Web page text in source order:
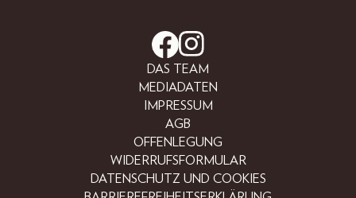
DAS TEAM
MEDIADATEN
IMPRESSUM
AGB
OFFENLEGUNG
WIDERRUFSFORMULAR
DATENSCHUTZ UND COOKIES